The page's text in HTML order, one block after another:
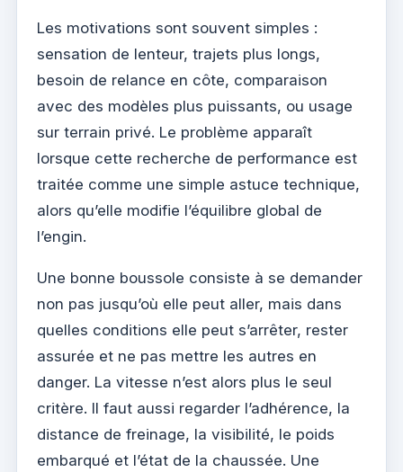
Les motivations sont souvent simples :
sensation de lenteur, trajets plus longs,
besoin de relance en côte, comparaison
avec des modèles plus puissants, ou usage
sur terrain privé. Le problème apparaît
lorsque cette recherche de performance est
traitée comme une simple astuce technique,
alors qu’elle modifie l’équilibre global de
l’engin.
Une bonne boussole consiste à se demander
non pas jusqu’où elle peut aller, mais dans
quelles conditions elle peut s’arrêter, rester
assurée et ne pas mettre les autres en
danger. La vitesse n’est alors plus le seul
critère. Il faut aussi regarder l’adhérence, la
distance de freinage, la visibilité, le poids
embarqué et l’état de la chaussée. Une